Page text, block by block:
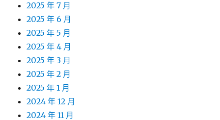
2025 年 7 月
2025 年 6 月
2025 年 5 月
2025 年 4 月
2025 年 3 月
2025 年 2 月
2025 年 1 月
2024 年 12 月
2024 年 11 月